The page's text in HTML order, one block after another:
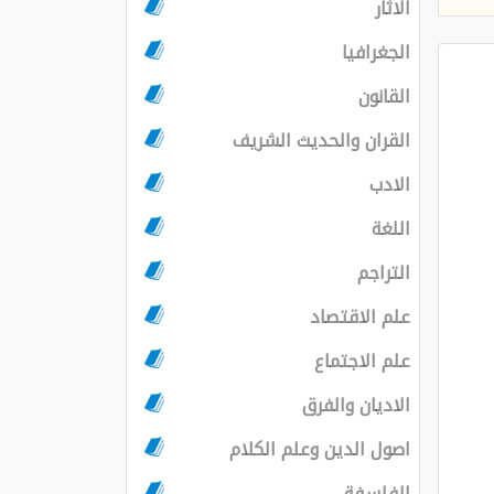
الاثار
الجغرافيا
القانون
القران والحديث الشريف
الادب
اللغة
التراجم
علم الاقتصاد
علم الاجتماع
الاديان والفرق
اصول الدين وعلم الكلام